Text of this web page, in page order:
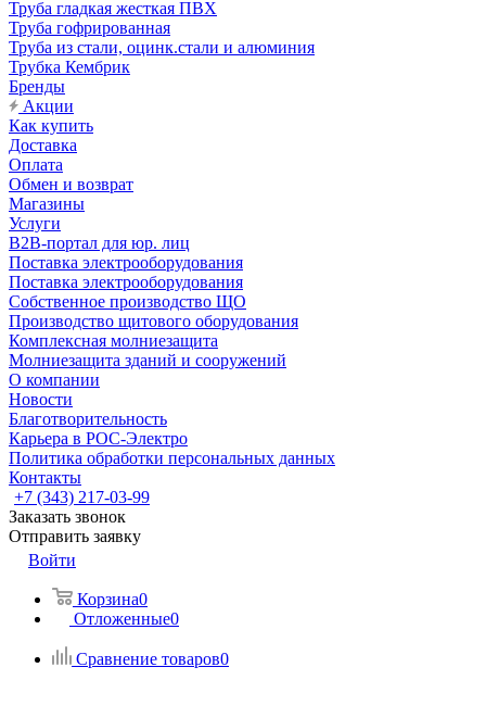
Труба гладкая жесткая ПВХ
Труба гофрированная
Труба из стали, оцинк.стали и алюминия
Трубка Кембрик
Бренды
Акции
Как купить
Доставка
Оплата
Обмен и возврат
Магазины
Услуги
B2B-портал для юр. лиц
Поставка электрооборудования
Поставка электрооборудования
Собственное производство ЩО
Производство щитового оборудования
Комплексная молниезащита
Молниезащита зданий и сооружений
О компании
Новости
Благотворительность
Карьера в РОС-Электро
Политика обработки персональных данных
Контакты
+7 (343) 217-03-99
Заказать звонок
Отправить заявку
Войти
Корзина0
Отложенные0
Сравнение товаров0